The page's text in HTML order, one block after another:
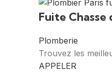
Fuite Chasse
Plomberie
Trouvez les
APPELER